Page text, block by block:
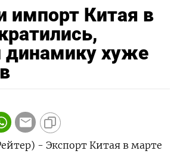
импорт Китая в
динамику хуже
- Экспорт Китая в марте